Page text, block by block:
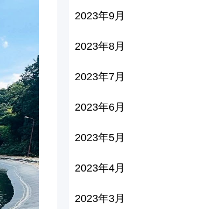
2023年9月
2023年8月
2023年7月
2023年6月
2023年5月
2023年4月
2023年3月